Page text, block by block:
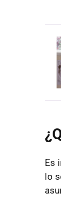
Es
lo